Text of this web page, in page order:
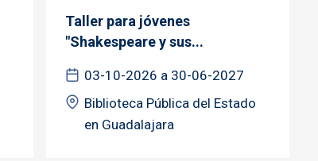
Taller para jóvenes
"Shakespeare y sus...
03-10-2026 a 30-06-2027
Biblioteca Pública del Estado
en Guadalajara